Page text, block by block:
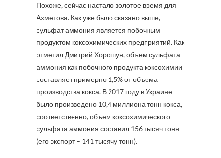
Похоже, сейчас настало золотое время для
Ахметова. Как уже было сказано выше,
сульфат аммония является побочным
продуктом коксохимических предприятий. Как
отметил Дмитрий Хорошун, объем сульфата
аммония как побочного продукта коксохимии
составляет примерно 1,5% от объема
производства кокса. В 2017 году в Украине
было произведено 10,4 миллиона тонн кокса,
соответственно, объем коксохимического
сульфата аммония составил 156 тысяч тонн
(его экспорт – 141 тысячу тонн).